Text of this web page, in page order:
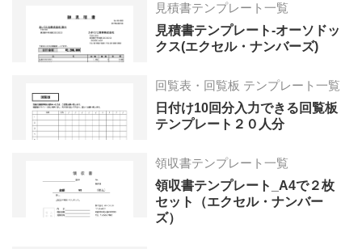
見積書テンプレート一覧
見積書テンプレート-オーソドッ
クス(エクセル・ナンバーズ)
回覧表・回覧板 テンプレート一覧
日付け10回分入力できる回覧板
テンプレート２０人分
領収書テンプレート一覧
領収書テンプレート_A4で２枚
セット（エクセル・ナンバー
ズ）